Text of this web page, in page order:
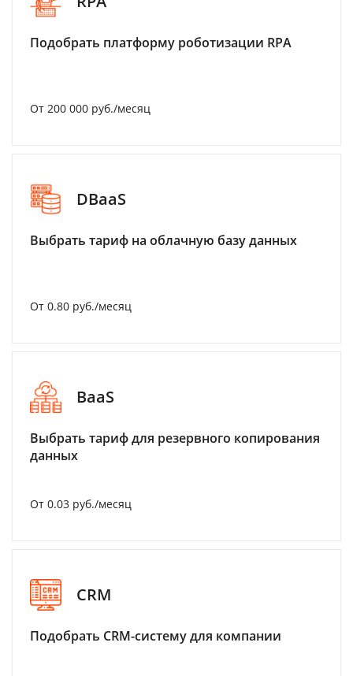
Подобрать платформу роботизации RPA
От 200 000 руб./месяц
DBaaS
Выбрать тариф на облачную базу данных
От 0.80 руб./месяц
BaaS
Выбрать тариф для резервного копирования
данных
От 0.03 руб./месяц
CRM
Подобрать CRM-систему для компании